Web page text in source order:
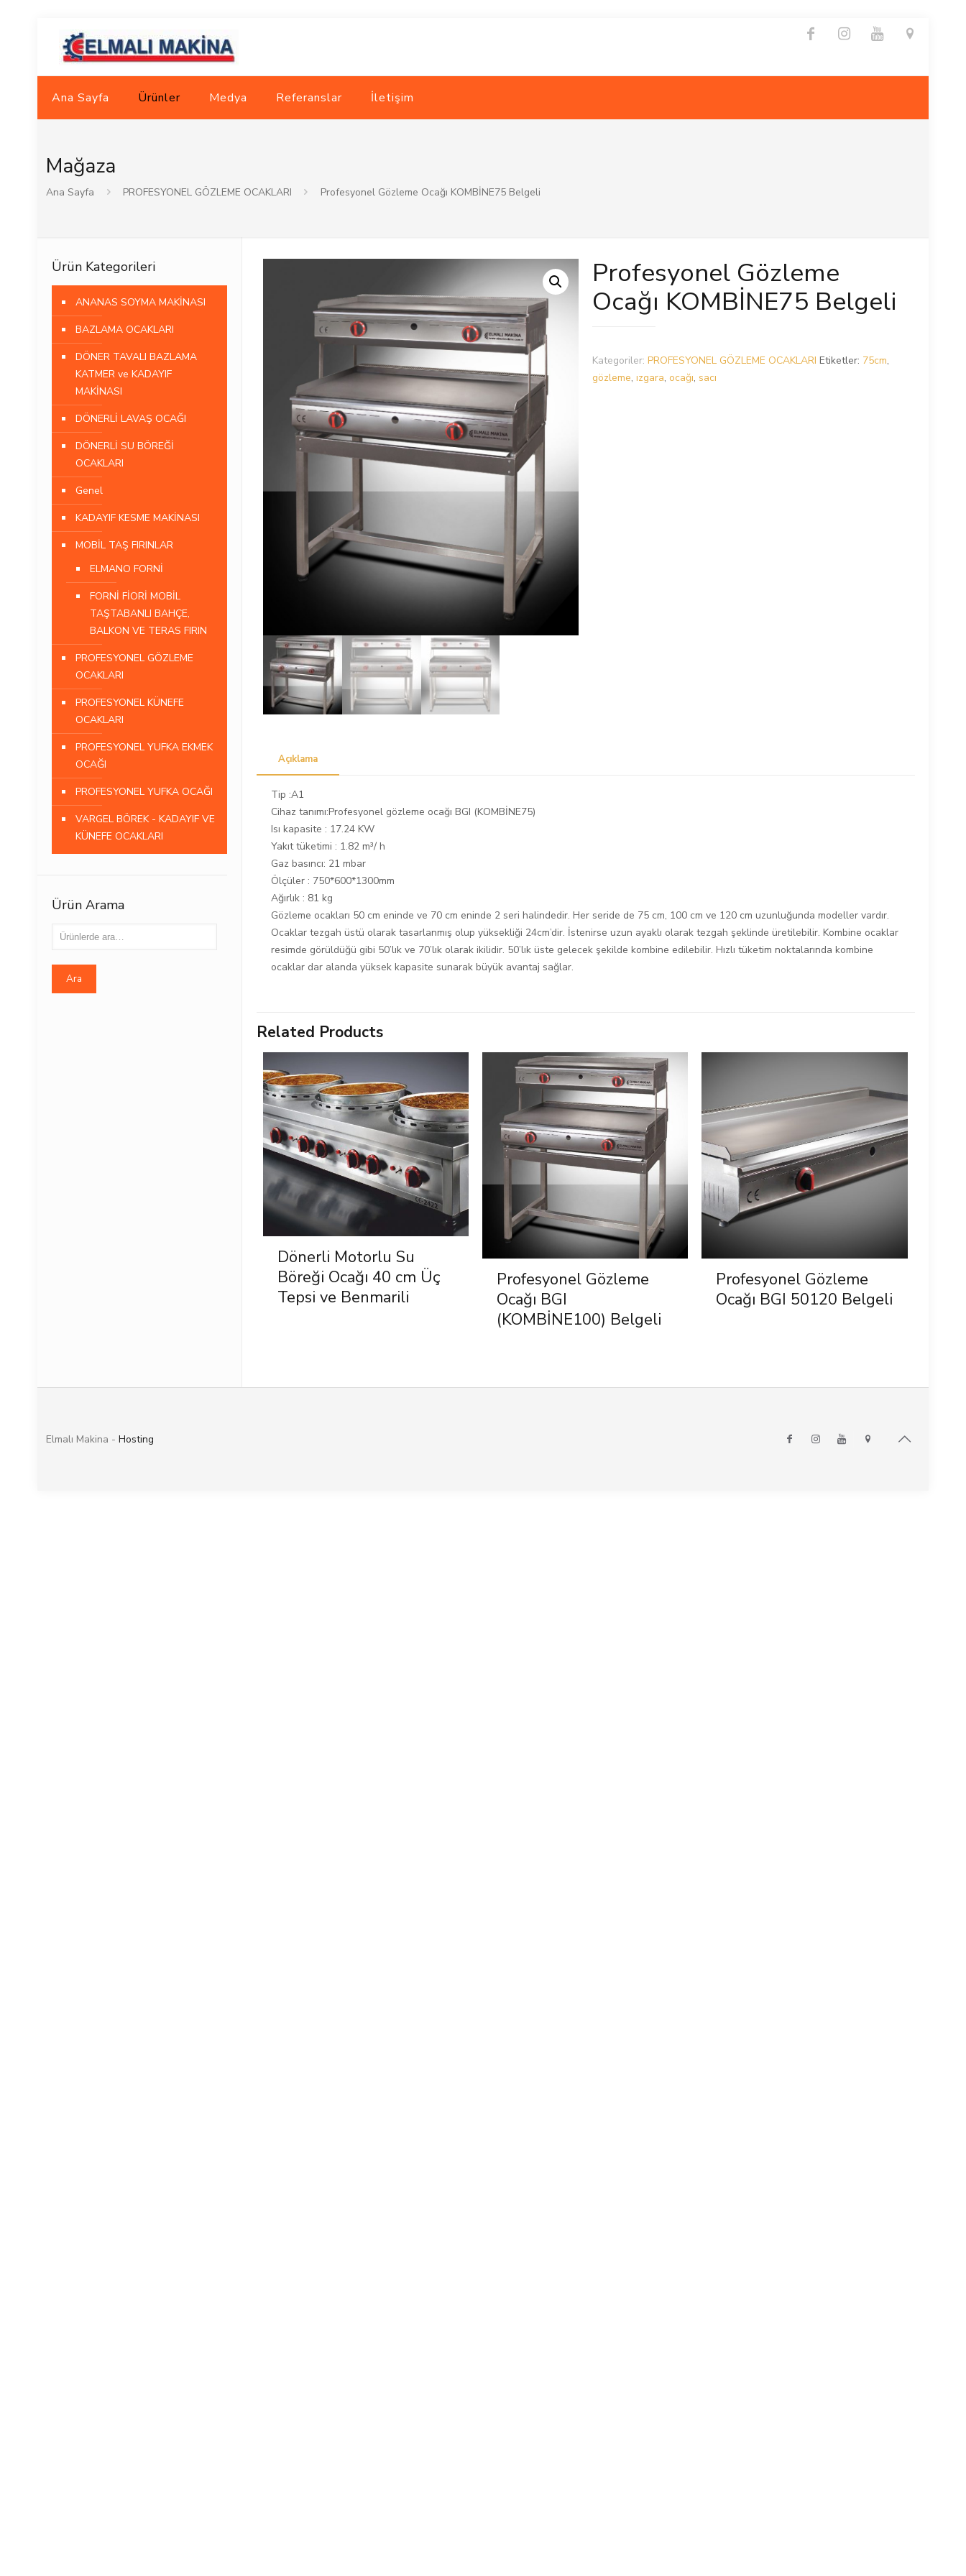
Ana Sayfa Ürünler Medya Referanslar İletişim
Mağaza
Ana Sayfa PROFESYONEL GÖZLEME OCAKLARI Profesyonel Gözleme Ocağı KOMBİNE75 Belgeli
Profesyonel Gözleme
Ocağı KOMBİNE75 Belgeli
Kategoriler: PROFESYONEL GÖZLEME OCAKLARI Etiketler: 75cm,
gözleme, ızgara, ocağı, sacı
Açıklama
Tip :A1
Cihaz tanımı:Profesyonel gözleme ocağı BGI (KOMBİNE75)
Isı kapasite : 17.24 KW
Yakıt tüketimi : 1.82 m³/ h
Gaz basıncı: 21 mbar
Ölçüler : 750*600*1300mm
Ağırlık : 81 kg
Gözleme ocakları 50 cm eninde ve 70 cm eninde 2 seri halindedir. Her seride de 75 cm, 100 cm ve 120 cm uzunluğunda modeller vardır.
Ocaklar tezgah üstü olarak tasarlanmış olup yüksekliği 24cm’dir. İstenirse uzun ayaklı olarak tezgah şeklinde üretilebilir. Kombine ocaklar
resimde görüldüğü gibi 50’lık ve 70’lık olarak ikilidir. 50’lık üste gelecek şekilde kombine edilebilir. Hızlı tüketim noktalarında kombine
ocaklar dar alanda yüksek kapasite sunarak büyük avantaj sağlar.
Related Products
Dönerli Motorlu Su
Böreği Ocağı 40 cm Üç
Tepsi ve Benmarili
Profesyonel Gözleme
Ocağı BGI
(KOMBİNE100) Belgeli
Profesyonel Gözleme
Ocağı BGI 50120 Belgeli
Ürün Kategorileri
ANANAS SOYMA MAKİNASI
BAZLAMA OCAKLARI
DÖNER TAVALI BAZLAMA
KATMER ve KADAYIF
MAKİNASI
DÖNERLİ LAVAŞ OCAĞI
DÖNERLİ SU BÖREĞİ
OCAKLARI
Genel
KADAYIF KESME MAKİNASI
MOBİL TAŞ FIRINLAR
ELMANO FORNİ
FORNİ FİORİ MOBİL
TAŞTABANLI BAHÇE,
BALKON VE TERAS FIRIN
PROFESYONEL GÖZLEME
OCAKLARI
PROFESYONEL KÜNEFE
OCAKLARI
PROFESYONEL YUFKA EKMEK
OCAĞI
PROFESYONEL YUFKA OCAĞI
VARGEL BÖREK - KADAYIF VE
KÜNEFE OCAKLARI
Ürün Arama
Ara
Elmalı Makina -Hosting